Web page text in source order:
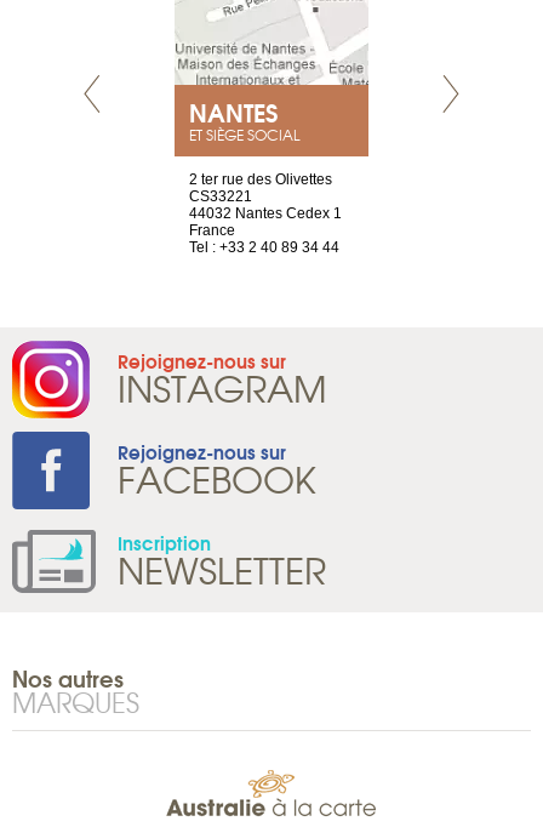
NANTES
ET SIÈGE SOCIAL
2 ter rue des Olivettes
CS33221
44032 Nantes Cedex 1
France
Tel : +33 2 40 89 34 44
Rejoignez-nous sur
INSTAGRAM
Rejoignez-nous sur
FACEBOOK
Inscription
NEWSLETTER
Nos autres
MARQUES